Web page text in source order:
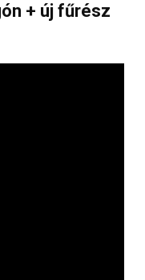
+ új fűrész